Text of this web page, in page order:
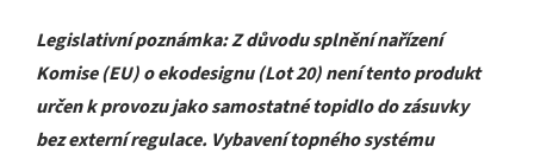
Legislativní poznámka: Z důvodu splnění nařízení
Komise (EU) o ekodesignu (Lot 20) není tento produkt
určen k provozu jako samostatné topidlo do zásuvky
bez externí regulace. Vybavení topného systému